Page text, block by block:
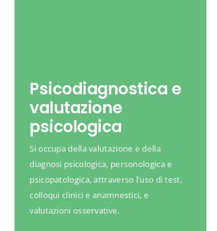
Psicodiagnostica e
valutazione
psicologica
Si occupa della valutazione e della
diagnosi psicologica, personologica e
psicopatologica, attraverso l’uso di test,
colloqui clinici e anamnestici, e
valutazioni osservative.